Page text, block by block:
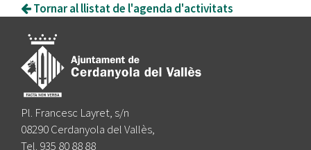
Tornar al llistat de l'agenda d'activitats
Pl. Francesc Layret, s/n
08290 Cerdanyola del Vallès,
Tel. 935 80 88 88